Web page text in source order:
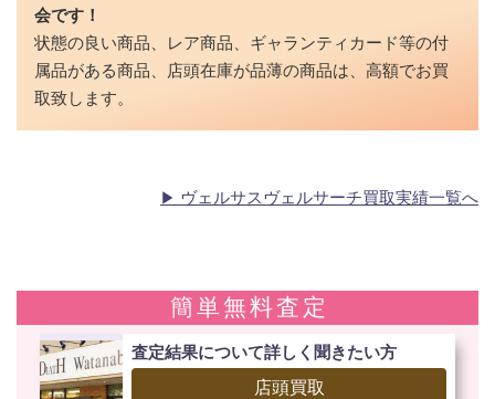
会です！
状態の良い商品、レア商品、ギャランティカード等の付
属品がある商品、店頭在庫が品薄の商品は、高額でお買
取致します。
ヴェルサスヴェルサーチ買取実績一覧へ
簡単無料査定
査定結果について詳しく聞きたい方
店頭買取